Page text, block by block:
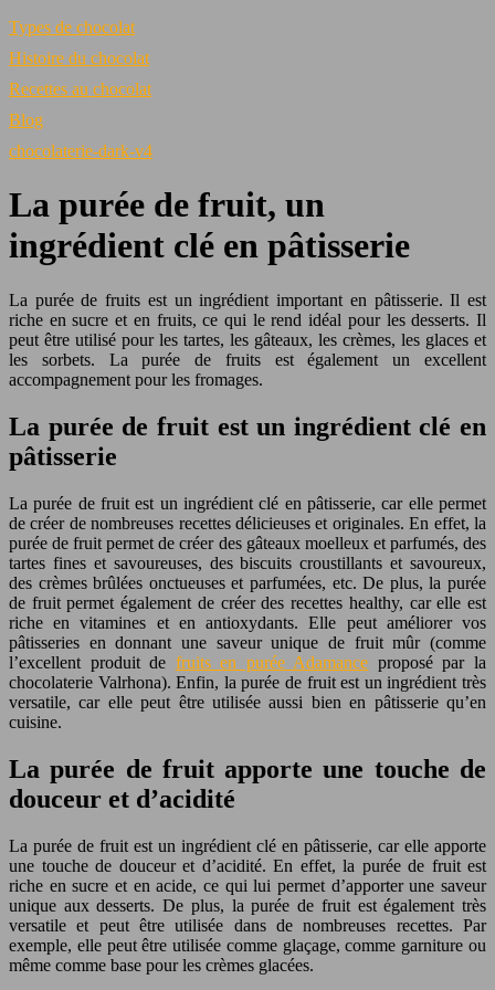
Types de chocolat
Histoire du chocolat
Recettes au chocolat
Blog
chocolaterie-dark-v4
La purée de fruit, un
ingrédient clé en pâtisserie
La purée de fruits est un ingrédient important en pâtisserie. Il est
riche en sucre et en fruits, ce qui le rend idéal pour les desserts. Il
peut être utilisé pour les tartes, les gâteaux, les crèmes, les glaces et
les sorbets. La purée de fruits est également un excellent
accompagnement pour les fromages.
La purée de fruit est un ingrédient clé en
pâtisserie
La purée de fruit est un ingrédient clé en pâtisserie, car elle permet
de créer de nombreuses recettes délicieuses et originales. En effet, la
purée de fruit permet de créer des gâteaux moelleux et parfumés, des
tartes fines et savoureuses, des biscuits croustillants et savoureux,
des crèmes brûlées onctueuses et parfumées, etc. De plus, la purée
de fruit permet également de créer des recettes healthy, car elle est
riche en vitamines et en antioxydants. Elle peut améliorer vos
pâtisseries en donnant une saveur unique de fruit mûr (comme
l’excellent produit de fruits en purée Adamance proposé par la
chocolaterie Valrhona). Enfin, la purée de fruit est un ingrédient très
versatile, car elle peut être utilisée aussi bien en pâtisserie qu’en
cuisine.
La purée de fruit apporte une touche de
douceur et d’acidité
La purée de fruit est un ingrédient clé en pâtisserie, car elle apporte
une touche de douceur et d’acidité. En effet, la purée de fruit est
riche en sucre et en acide, ce qui lui permet d’apporter une saveur
unique aux desserts. De plus, la purée de fruit est également très
versatile et peut être utilisée dans de nombreuses recettes. Par
exemple, elle peut être utilisée comme glaçage, comme garniture ou
même comme base pour les crèmes glacées.